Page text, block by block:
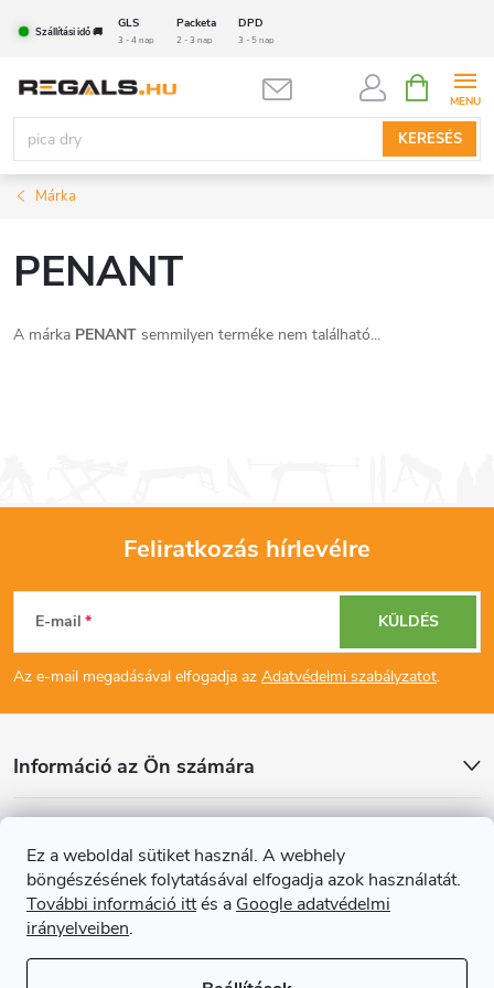
Ez a weboldal sütiket használ. A webhely
böngészésének folytatásával elfogadja azok használatát.
További információ ittés a Google adatvédelmi
irányelveiben.
tartalomhoz
Szállítási idő 🚚
GLS Packeta DPD
3 - 4 nap 2 - 3 nap 3 - 5 nap
KERESÉS
KOSÁR
Márka
PENANT
A márka PENANT semmilyen terméke nem található...
L
á
b
é
Feliratkozás hírlevélre
E-mail
Az e-mail megadásával elfogadja az Adatvédelmi szabályzatot.
KÜLDÉS
Információ az Ön számára
Online fizetési lehetőséget biztosítunk